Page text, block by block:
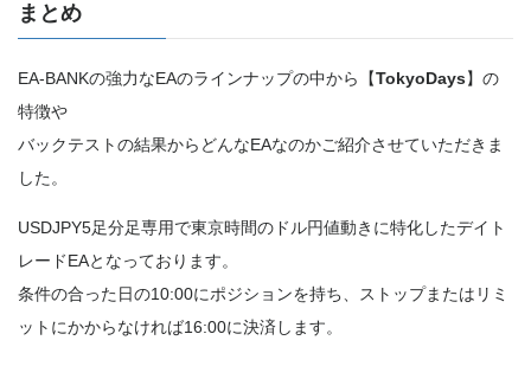
まとめ
EA-BANKの強力なEAのラインナップの中から【TokyoDays】の
特徴や
バックテストの結果からどんなEAなのかご紹介させていただきま
した。
USDJPY5足分足専用で東京時間のドル円値動きに特化したデイト
レードEAとなっております。
条件の合った日の10:00にポジションを持ち、ストップまたはリミ
ットにかからなければ16:00に決済します。